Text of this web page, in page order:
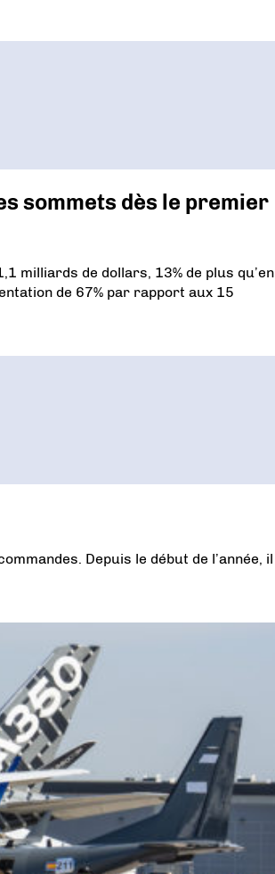
sommets dès le premier
milliards de dollars, 13% de plus qu’en
de 67% par rapport aux 15
Depuis le début de l’année, il